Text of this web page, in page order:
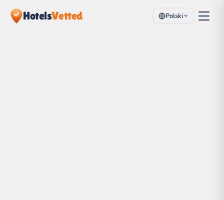
HotelsVetted Polski